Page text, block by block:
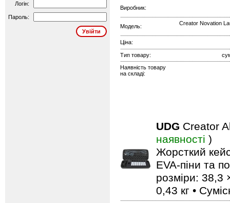
Логін:
Пароль:
Виробник:
Модель: Creator Novation
Ціна:
Тип товару:
Наявність товару
на складі:
UDG Creator
наявності )
Жорсткий
EVA-піни та
розміри: 38,3
0,43 кг •